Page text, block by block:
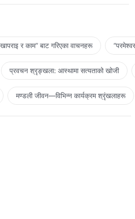
र काम” बाट गरिएका वाचनहरू
प्रवचन श्रृङ्खला: आस्थामा सत्यताको खोजी
मण्डली जीवन—विभिन्‍न कार्यक्रम श्रृंखलाहरू